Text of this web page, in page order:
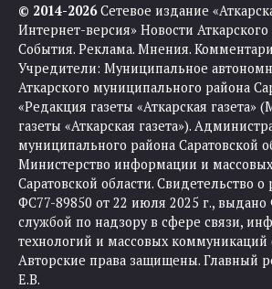
© 2014-2026Сетевое издание
Интернет-версия» Новости
События. Реклама. Мнения.
Учредители: Муниципальное
Аткарского муниципального района
«Редакция газеты «Аткарская газета»
газеты «Аткарская газета»).
муниципального района Саратовской
Министерство информации и
Саратовской области. Свидетельство
ФС77-89850 от 22 июля 2025 г.,
службой по надзору в сфере связи,
технологий и массовых коммуникаций
Авторские права защищены. Главный
Е.В.